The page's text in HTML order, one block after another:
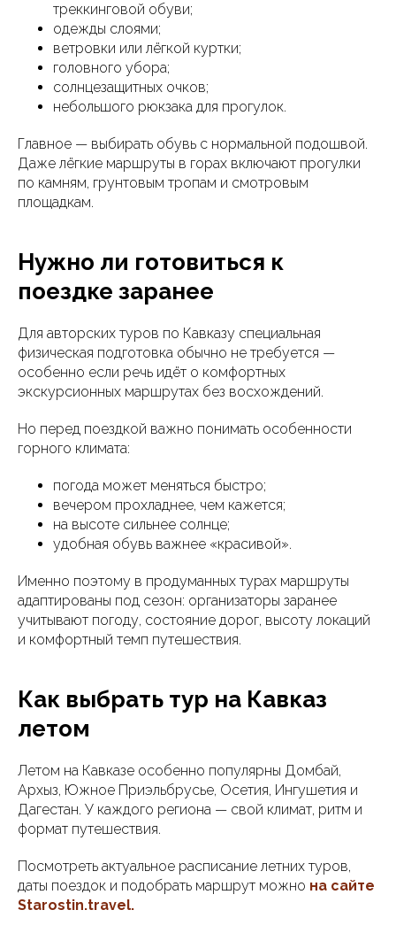
треккинговой обуви;
одежды слоями;
ветровки или лёгкой куртки;
головного убора;
солнцезащитных очков;
небольшого рюкзака для прогулок.
Главное — выбирать обувь с нормальной подошвой.
Даже лёгкие маршруты в горах включают прогулки
по камням, грунтовым тропам и смотровым
площадкам.
Нужно ли готовиться к
поездке заранее
Для авторских туров по Кавказу специальная
физическая подготовка обычно не требуется —
особенно если речь идёт о комфортных
экскурсионных маршрутах без восхождений.
Но перед поездкой важно понимать особенности
горного климата:
погода может меняться быстро;
вечером прохладнее, чем кажется;
на высоте сильнее солнце;
удобная обувь важнее «красивой».
Именно поэтому в продуманных турах маршруты
адаптированы под сезон: организаторы заранее
учитывают погоду, состояние дорог, высоту локаций
и комфортный темп путешествия.
Как выбрать тур на Кавказ
летом
Летом на Кавказе особенно популярны Домбай,
Архыз, Южное Приэльбрусье, Осетия, Ингушетия и
Дагестан. У каждого региона — свой климат, ритм и
формат путешествия.
Посмотреть актуальное расписание летних туров,
даты поездок и подобрать маршрут можно на сайте
Starostin.travel.
Согласие на обработку персональных
ИНН 2311390251
Номер в реестре туроператоров
В031-00161-00/04783255
info@starostin.travel
+7 (918) 437-53-15
© разработка сайта
Политика конфиденциальности
Договор-оферта